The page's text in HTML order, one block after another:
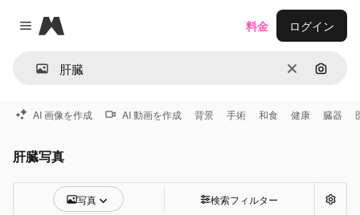
Close menu
Magnific
消去 画像で
料金 ログイン
AI 画像を作成 AI 動画を作成 背景 手術 和食 健康 臓器
肝臓写真
写真 検索フィルター